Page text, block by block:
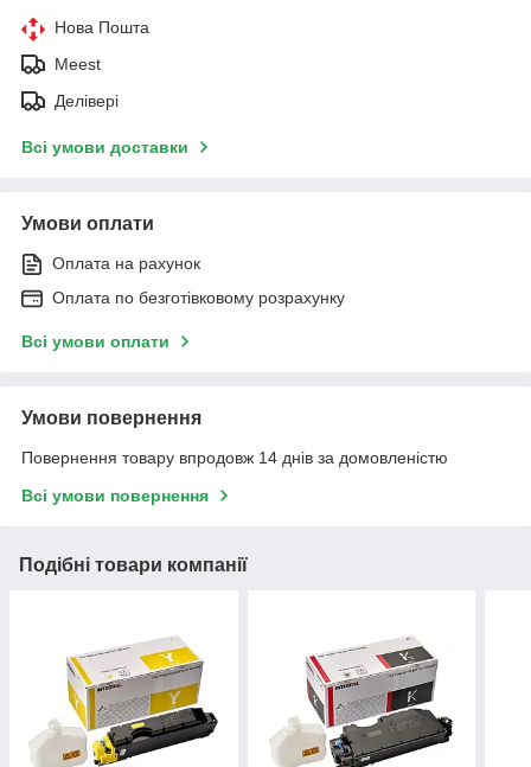
Нова Пошта
Meest
Делівері
Всі умови доставки
Умови оплати
Оплата на рахунок
Оплата по безготівковому розрахунку
Всі умови оплати
Умови повернення
Повернення товару впродовж 14 днів за домовленістю
Всі умови повернення
Подібні товари компанії